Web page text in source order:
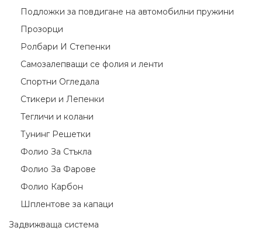
Подложки за повдигане на автомобилни пружини
Прозорци
Ролбари И Степенки
Самозалепващи се фолия и ленти
Спортни Огледала
Стикери и Лепенки
Тегличи и колани
Тунинг Решетки
Фолио За Стъкла
Фолио За Фарове
Фолио Карбон
Шплентове за капаци
Задвижваща система